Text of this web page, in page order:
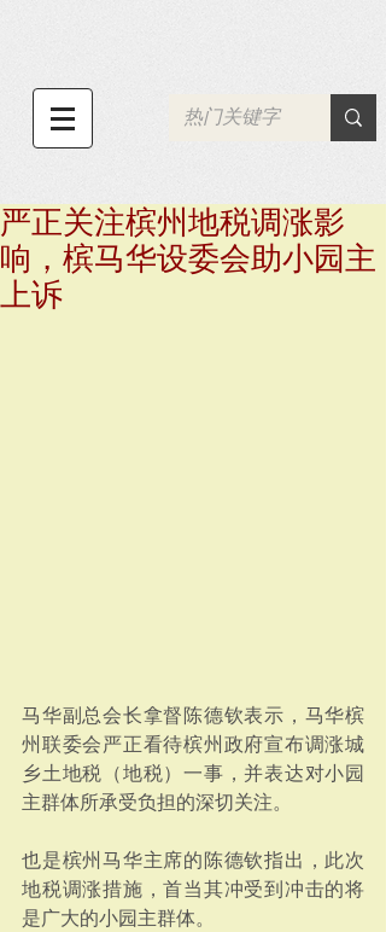
严正关注槟州地税调涨影
响，槟马华设委会助小园主
上诉
马华副总会长拿督陈德钦表示，马华槟
州联委会严正看待槟州政府宣布调涨城
乡土地税（地税）一事，并表达对小园
主群体所承受负担的深切关注。
也是槟州马华主席的陈德钦指出，此次
地税调涨措施，首当其冲受到冲击的将
是广大的小园主群体。